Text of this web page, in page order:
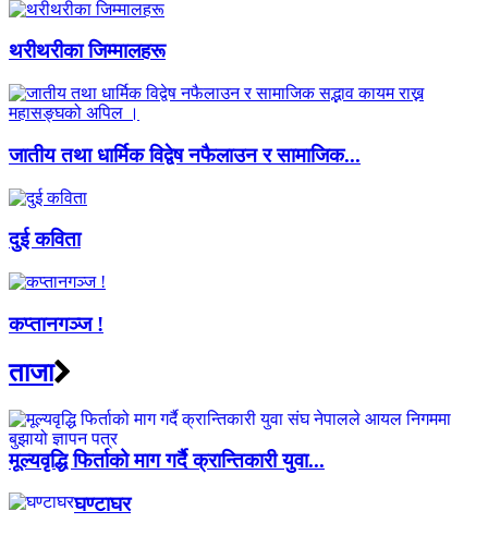
थरीथरीका जिम्मालहरू
जातीय तथा धार्मिक विद्वेष नफैलाउन र सामाजिक...
दुई कविता
कप्तानगञ्ज !
ताजा
मूल्यवृद्धि फिर्ताको माग गर्दै क्रान्तिकारी युवा...
घण्टाघर